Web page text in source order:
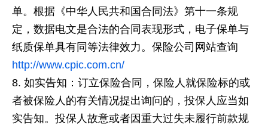
单。根据《中华人民共和国合同法》第十一条规
定，数据电文是合法的合同表现形式，电子保单与
纸质保单具有同等法律效力。保险公司网站查询
http://www.cpic.com.cn/
如实告知：订立保险合同，保险人就保险标的或
者被保险人的有关情况提出询问的，投保人应当如
实告知。投保人故意或者因重大过失未履行前款规